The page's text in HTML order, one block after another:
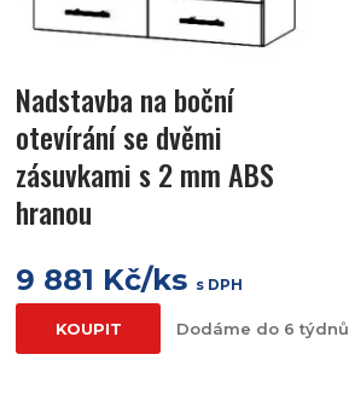
Nadstavba na boční
otevírání se dvěmi
zásuvkami s 2 mm ABS
hranou
9 881 Kč/ks s DPH
KOUPIT Dodáme do 6 týdnů